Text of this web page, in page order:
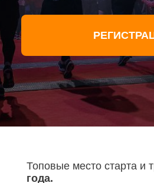
Топовые место старта и
года.